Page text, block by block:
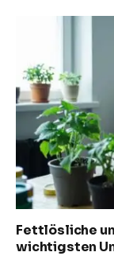
Fettlösliche
wichtigsten